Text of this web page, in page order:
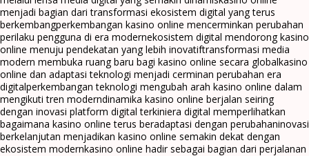
menjadi bagian dari transformasi ekosistem digital yang terus
berkembangperkembangan kasino online mencerminkan perubahan
perilaku pengguna di era modernekosistem digital mendorong kasino
online menuju pendekatan yang lebih inovatiftransformasi media
modern membuka ruang baru bagi kasino online secara globalkasino
online dan adaptasi teknologi menjadi cerminan perubahan era
digitalperkembangan teknologi mengubah arah kasino online dalam
mengikuti tren moderndinamika kasino online berjalan seiring
dengan inovasi platform digital terkiniera digital memperlihatkan
bagaimana kasino online terus beradaptasi dengan perubahaninovasi
berkelanjutan menjadikan kasino online semakin dekat dengan
ekosistem modernkasino online hadir sebagai bagian dari perjalanan